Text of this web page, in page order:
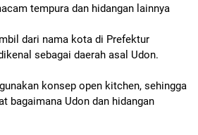
tempura dan hidangan lainnya
dari nama kota di Prefektur
sebagai daerah asal Udon.
konsep open kitchen, sehingga
bagaimana Udon dan hidangan